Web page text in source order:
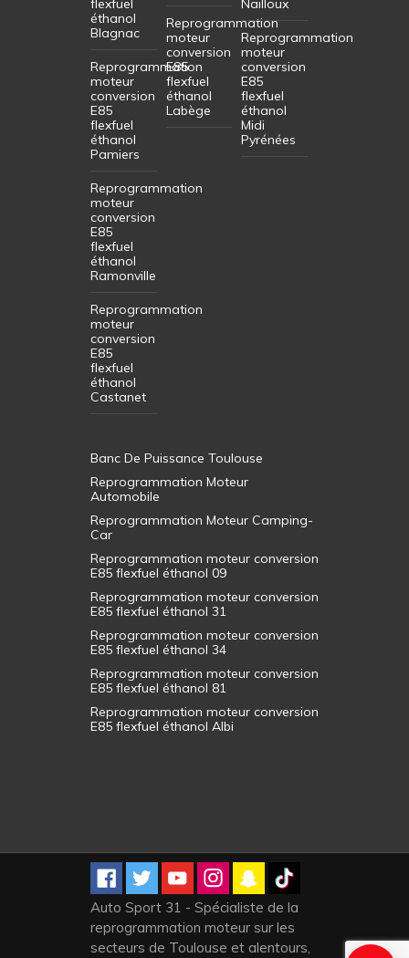
flexfuel
éthanol
Blagnac
Reprogrammation
moteur
conversion
E85
flexfuel
éthanol
Pamiers
Reprogrammation
moteur
conversion
E85
flexfuel
éthanol
Ramonville
Reprogrammation
moteur
conversion
E85
flexfuel
éthanol
Castanet
Reprogrammation
moteur
conversion
E85
flexfuel
éthanol
Labège
Nailloux
Reprogrammation
moteur
conversion
E85
flexfuel
éthanol
Midi
Pyrénées
Banc De Puissance Toulouse
Reprogrammation Moteur
Automobile
Reprogrammation Moteur Camping-
Car
Reprogrammation moteur conversion
E85 flexfuel éthanol 09
Reprogrammation moteur conversion
E85 flexfuel éthanol 31
Reprogrammation moteur conversion
E85 flexfuel éthanol 34
Reprogrammation moteur conversion
E85 flexfuel éthanol 81
Reprogrammation moteur conversion
E85 flexfuel éthanol Albi
Auto Sport 31 - Spécialiste de la
reprogrammation moteur sur les
secteurs de Toulouse et alentours,